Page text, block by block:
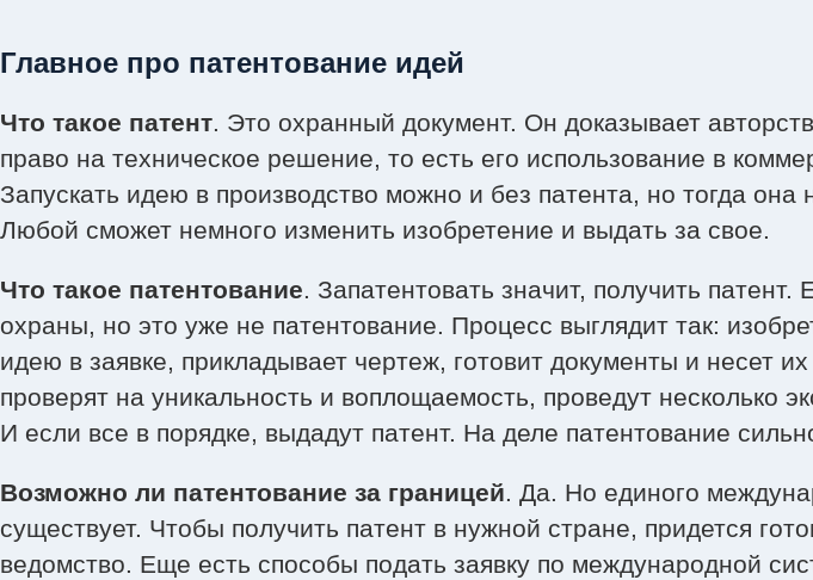
Главное про патентование идей
Что такое патент. Это охранный документ. Он доказывает
право на техническое решение, то есть его использование в
Запускать идею в производство можно и без патента, но тогда она
Любой сможет немного изменить изобретение и выдать за свое.
Что такое патентование. Запатентовать значит, получить патент.
охраны, но это уже не патентование. Процесс выглядит так:
идею в заявке, прикладывает чертеж, готовит документы и несет
проверят на уникальность и воплощаемость, проведут несколько
И если все в порядке, выдадут патент. На деле патентование
Возможно ли патентование за границей. Да. Но единого
существует. Чтобы получить патент в нужной стране, придется
ведомство. Еще есть способы подать заявку по международной